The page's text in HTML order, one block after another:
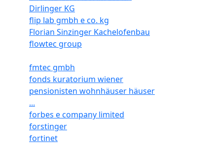
Dirlinger KG
flip lab gmbh e co. kg
Florian Sinzinger Kachelofenbau
flowtec group
fmtec gmbh
fonds kuratorium wiener
pensionisten wohnhäuser häuser
...
forbes e company limited
forstinger
fortinet